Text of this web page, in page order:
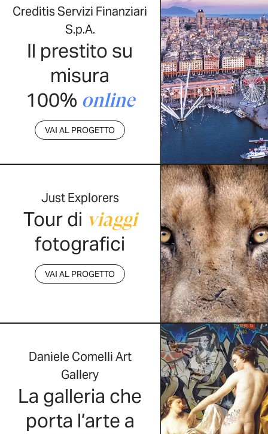
Creditis Servizi Finanziari
S.p.A.
Il prestito su
misura
100% online
VAI AL PROGETTO
Just Explorers
Tour di viaggi
fotografici
VAI AL PROGETTO
Daniele Comelli Art
Gallery
La galleria che
porta l’arte a